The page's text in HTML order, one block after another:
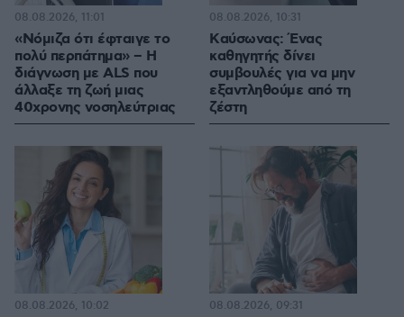
«Νόμιζα ότι έφταιγε το
πολύ περπάτημα» – Η
διάγνωση με ALS που
άλλαξε τη ζωή μιας
40χρονης νοσηλεύτριας
08.08.2026, 11:01
Kαύσωνας: Ένας
καθηγητής δίνει
συμβουλές για να μην
εξαντληθούμε από τη
ζέστη
08.08.2026, 10:31
08.08.2026, 10:02 08.08.2026, 09:31